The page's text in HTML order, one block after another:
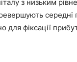
з низьким
середні
для фіксації